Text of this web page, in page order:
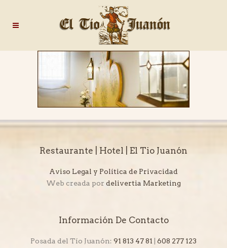
Restaurante | Hotel | El Tio Juanón
Aviso Legal y Política de Privacidad
Web creada por delivertia Marketing
Información De Contacto
Posada del Tío Juanón: 91 813 47 81
608 277 123